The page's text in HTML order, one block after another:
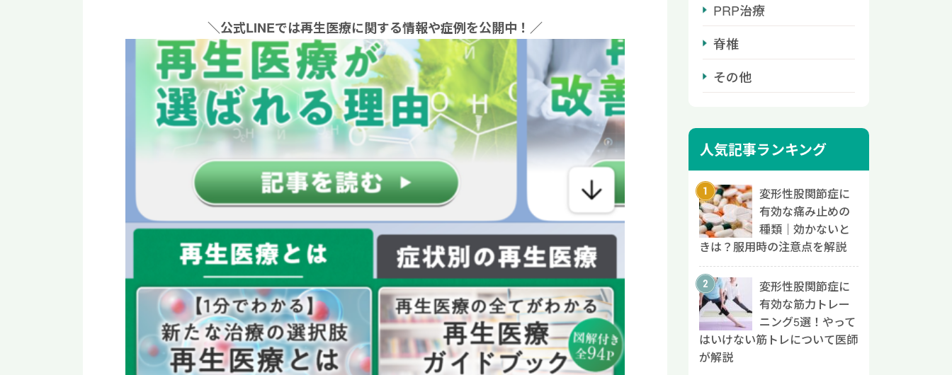
＼公式LINEでは再生医療に関する情報や症例を公開中！／
PRP治療
脊椎
その他
人気記事ランキング
変形性股関節症に
有効な痛み止めの
種類｜効かないと
きは？服用時の注意点を解説
変形性股関節症に
有効な筋力トレー
ニング5選！やって
はいけない筋トレについて医師
が解説